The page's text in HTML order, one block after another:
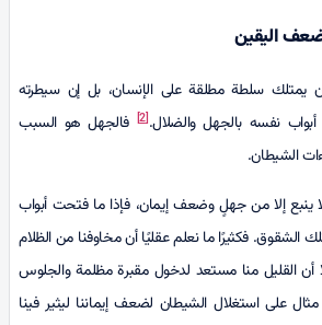
اليقين
يمتلك سلطة مطلقة على الإنسان، بل إن سيطرته
نفسه بالجهل والضلال.[2]
فالجهل هو السبب
الشيطان.
ينبع إلا من جهلٍ وضعف إيمان، فإذا ما فتحت أبواب
فكثيرًا ما نعلم عقليًا أن مخاوفنا من الظلام
أن القليل منا مستعد لدخول مقبرة مظلمة والجلوس
على استغلال الشيطان لضعف إيماننا ليثير فينا